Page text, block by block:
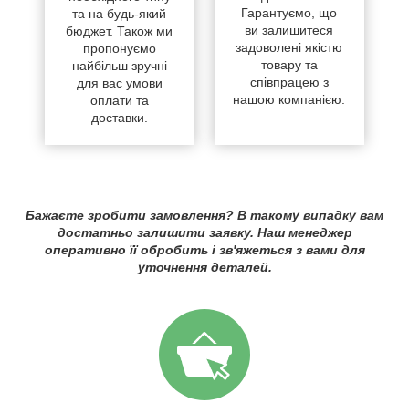
та на будь-який
бюджет. Також ми
пропонуємо
найбільш зручні
для вас умови
оплати та
доставки.
Гарантуємо, що
ви залишитеся
задоволені якістю
товару та
співпрацею з
нашою компанією.
Бажаєте зробити замовлення? В такому випадку вам
достатньо залишити заявку. Наш менеджер
оперативно її обробить і зв'яжеться з вами для
уточнення деталей.